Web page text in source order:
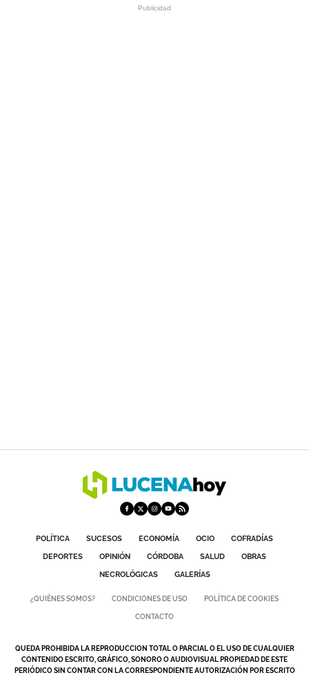
POLÍTICA SUCESOS ECONOMÍA OCIO
COFRADÍAS
DEPORTES
OPINIÓN CÓRDOBA SALUD
OBRAS
NECROLÓGICAS
GALERÍAS
¿QUIÉNES SOMOS? CONDICIONES DE USO POLÍTICA DE COOKIES
CONTACTO
QUEDA PROHIBIDA LA REPRODUCCION TOTAL O PARCIAL O EL USO DE CUALQUIER
CONTENIDO ESCRITO, GRÁFICO, SONORO O AUDIOVISUAL PROPIEDAD DE ESTE
PERIÓDICO SIN CONTAR CON LA CORRESPONDIENTE AUTORIZACIÓN POR ESCRITO